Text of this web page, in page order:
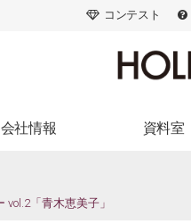
コンテスト
会社情報
会社概要
資料室
「青木恵美子」